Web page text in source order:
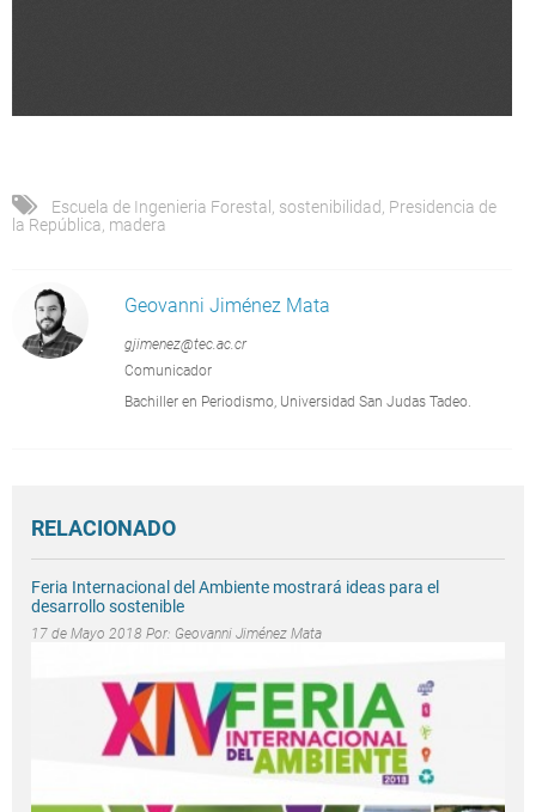
Escuela de Ingenieria Forestal sostenibilidad Presidencia de
la República madera
Geovanni Jiménez Mata
gjimenez@tec.ac.cr
Comunicador
Bachiller en Periodismo, Universidad San Judas Tadeo.
RELACIONADO
Feria Internacional del Ambiente mostrará ideas para el
desarrollo sostenible
17 de Mayo 2018 Por: Geovanni Jiménez Mata